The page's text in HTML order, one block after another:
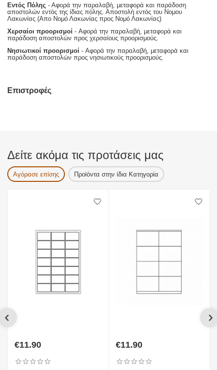
Εντός Πόλης - Αφορά την παραλαβή, μεταφορά και παράδοση
αποστολών εντός της ίδιας πόλης. Αποστολή εντός του Νομου
Λακωνίας (Απο Νομό Λακωνίας προς Νομό Λακωνίας)
Χερσαίοι προορισμοί - Αφορά την παραλαβή, μεταφορά και
παράδοση αποστολών προς χερσαίους προορισμούς.
Νησιωτικοί προορισμοί - Αφορά την παραλαβή, μεταφορά και
παράδοση αποστολών προς νησιωτικούς προορισμούς.
Επιστροφές
Δείτε ακόμα τις προτάσεις μας
Αγόρασε επίσης Προϊόντα στην ίδια Κατηγορία
€11.90 €11.90